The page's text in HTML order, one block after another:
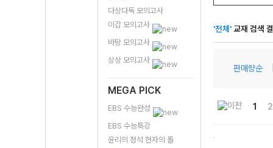
다상다독 모의고사
이감 모의고사
바탕 모의고사
상상 모의고사
MEGA PICK
EBS 수능완성
EBS 수능특강
윤리의 정석 현자의 돌
'전체'교재 검색
판매량순
1 2